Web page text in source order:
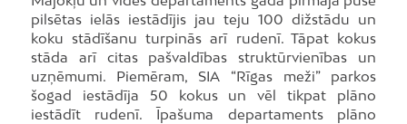
pilsētas ielās iestādījis jau teju 100 dižstādu un
koku stādīšanu turpinās arī rudenī. Tāpat kokus
stāda arī citas pašvaldības struktūrvienības un
uzņēmumi. Piemēram, SIA “Rīgas meži” parkos
šogad iestādīja 50 kokus un vēl tikpat plāno
iestādīt rudenī. Īpašuma departaments plāno